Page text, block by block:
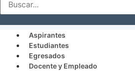
Aspirantes
Estudiantes
Egresados
Docente y Empleado